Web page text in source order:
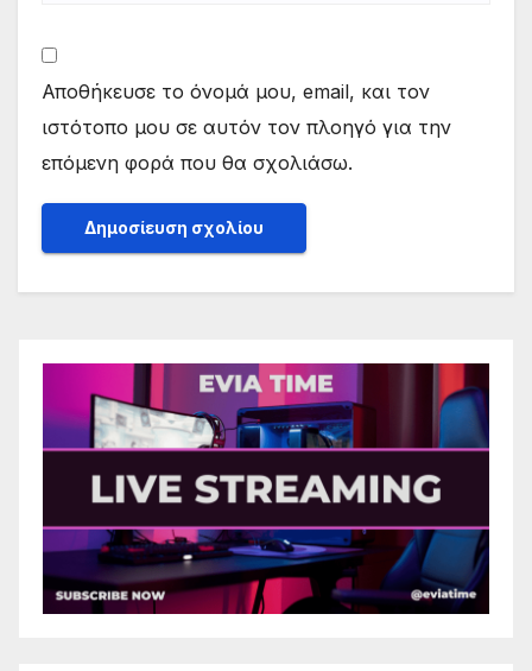
Αποθήκευσε το όνομά μου, email, και τον
ιστότοπο μου σε αυτόν τον πλοηγό για την
επόμενη φορά που θα σχολιάσω.